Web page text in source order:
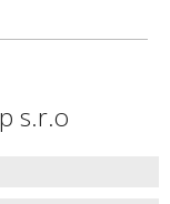
s.r.o